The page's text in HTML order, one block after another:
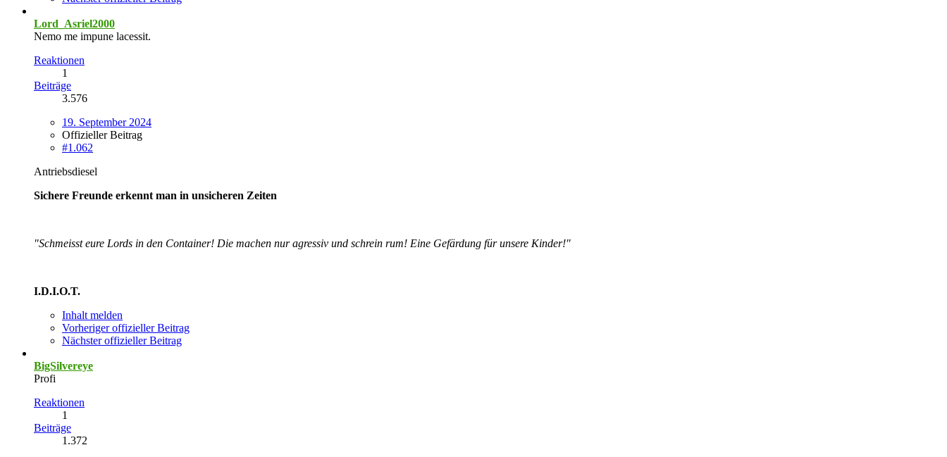
Lord_Asriel2000
Nemo me impune lacessit.
Reaktionen
1
Beiträge
3.576
19. September 2024
Offizieller Beitrag
#1.062
Antriebsdiesel
Sichere Freunde erkennt man in unsicheren Zeiten
"Schmeisst eure Lords in den Container! Die machen nur agressiv und schrein rum! Eine Gefärdung für unsere Kinder!"
I.D.I.O.T.
Inhalt melden
Vorheriger offizieller Beitrag
Nächster offizieller Beitrag
BigSilvereye
Profi
Reaktionen
1
Beiträge
1.372